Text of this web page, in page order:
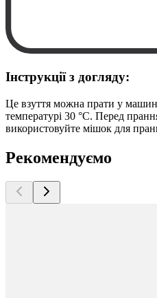
Інструкції з догляду:
Це взуття можна прати у
температурі 30 °C. Перед
використовуйте мішок для
Рекомендуємо